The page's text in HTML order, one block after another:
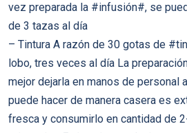
vez preparada la #infusión#, se
de 3 tazas al día
– Tintura A razón de 30 gotas de
lobo, tres veces al día La
mejor dejarla en manos de personal
puede hacer de manera casera es
fresca y consumirlo en cantidad de